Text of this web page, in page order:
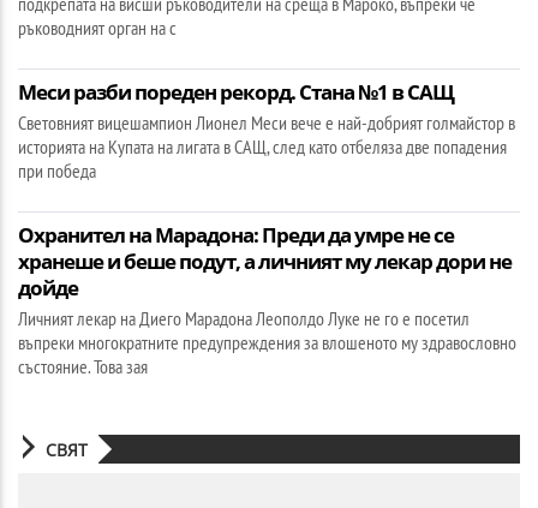
ръководният орган на с
Меси разби пореден рекорд. Стана №1 в САЩ
Световният вицешампион Лионел Меси вече е най-добрият голмайстор в
историята на Купата на лигата в САЩ, след като отбеляза две попадения
при победа
Охранител на Марадона: Преди да умре не се
хранеше и беше подут, а личният му лекар дори не
дойде
Личният лекар на Диего Марадона Леополдо Луке не го е посетил
въпреки многократните предупреждения за влошеното му здравословно
състояние. Това зая
СВЯТ